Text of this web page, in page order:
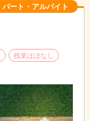
パート・アルバイト
残業ほぼなし